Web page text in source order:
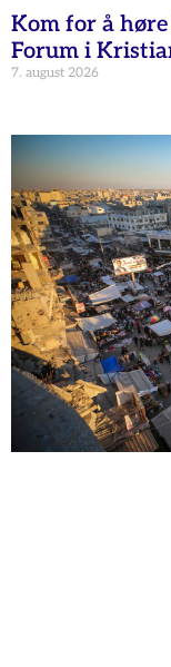
Kom for å
Forum i
7. august 2026